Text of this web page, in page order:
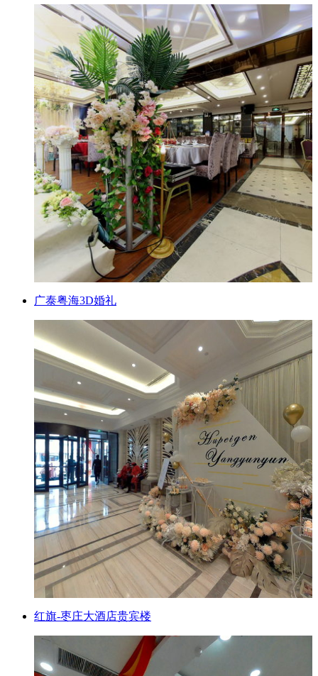
广泰粤海3D婚礼
红旗-枣庄大酒店贵宾楼